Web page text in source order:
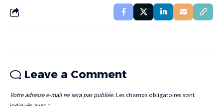
Leave a Comment
Votre adresse e-mail ne sera pas publiée. Les champs obligatoires sont